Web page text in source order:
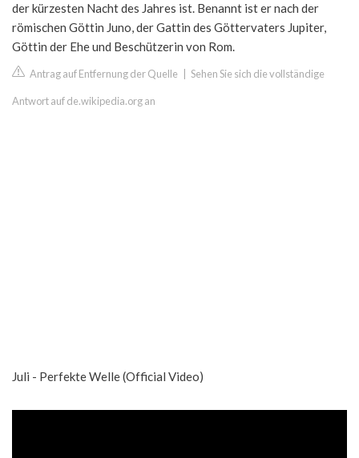
der kürzesten Nacht des Jahres ist. Benannt ist er nach der
römischen Göttin Juno, der Gattin des Göttervaters Jupiter,
Göttin der Ehe und Beschützerin von Rom.
Antrag auf Entfernung der Quelle Sehen Sie sich die vollständige
Antwort auf de.wikipedia.org an
Juli - Perfekte Welle (Official Video)